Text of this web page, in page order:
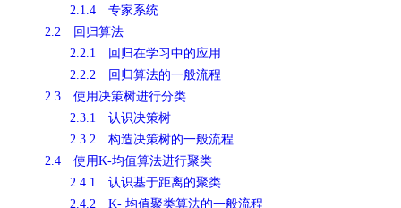
2.1.4 专家系统
2.2 回归算法
2.2.1 回归在学习中的应用
2.2.2 回归算法的一般流程
2.3 使用决策树进行分类
2.3.1 认识决策树
2.3.2 构造决策树的一般流程
2.4 使用K-均值算法进行聚类
2.4.1 认识基于距离的聚类
2.4.2 K- 均值聚类算法的一般流程